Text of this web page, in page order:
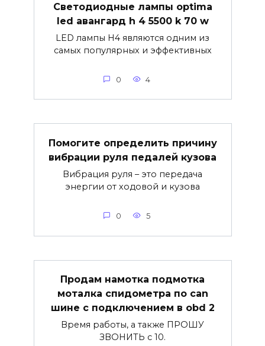
Светодиодные лампы optima
led авангард h 4 5500 k 70 w
LED лампы H4 являются одним из
самых популярных и эффективных
0 4
Помогите определить причину
вибрации руля педалей кузова
Вибрация руля – это передача
энергии от ходовой и кузова
0 5
Продам намотка подмотка
моталка спидометра по can
шине с подключением в obd 2
Время работы, а также ПРОШУ
ЗВОНИТЬ с 10.